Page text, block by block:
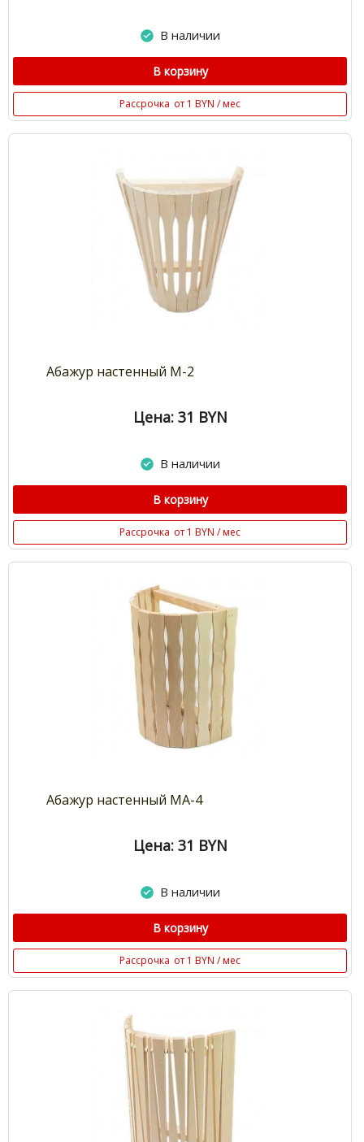
В наличии
В корзину
Рассрочка от 1 BYN / мес
Абажур настенный М-2
Цена: 31 BYN
В наличии
В корзину
Рассрочка от 1 BYN / мес
Абажур настенный МА-4
Цена: 31 BYN
В наличии
В корзину
Рассрочка от 1 BYN / мес